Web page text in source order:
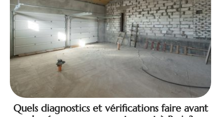
Quels diagnostics et vérifications faire avant